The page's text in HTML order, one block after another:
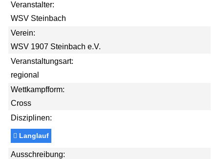
Veranstalter:
WSV Steinbach
Verein:
WSV 1907 Steinbach e.V.
Veranstaltungsart:
regional
Wettkampfform:
Cross
Disziplinen:
Langlauf
Ausschreibung: